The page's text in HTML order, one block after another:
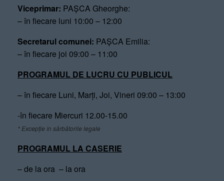
Viceprimar: PAȘCA Gheorghe:
– în fiecare luni 10:00 – 12:00
Secretarul comunei: PAȘCA Emilia:
– în fiecare joi 09:00 – 11:00
PROGRAMUL DE LUCRU CU PUBLICUL
– în fiecare Luni, Marți, Joi, Vineri 09:00 – 13:00
-în fiecare Miercuri 12.00-15.00
* Excepție în sărbătorile legale
PROGRAMUL LA CASERIE
– de la ora – la ora